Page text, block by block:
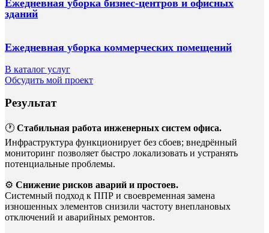
Ежедневная уборка бизнес-центров и офисных
зданий
Ежедневная уборка коммерческих помещений
В каталог услуг
Обсудить мой проект
Результат
🕐 Стабильная работа инженерных систем офиса.
Инфраструктура функционирует без сбоев; внедрённый
мониторинг позволяет быстро локализовать и устранять
потенциальные проблемы.
⚙️ Снижение рисков аварий и простоев.
Системный подход к ППР и своевременная замена
изношенных элементов снизили частоту внеплановых
отключений и аварийных ремонтов.